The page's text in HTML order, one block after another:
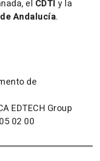
el CDTI y la
Andalucía.
de
EDTECH Group
02 00